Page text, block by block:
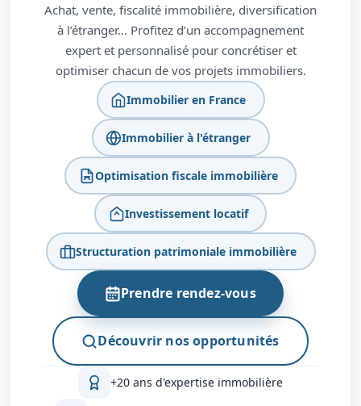
Achat, vente, fiscalité immobilière, diversification
à l’étranger… Profitez d’un accompagnement
expert et personnalisé pour concrétiser et
optimiser chacun de vos projets immobiliers.
Immobilier en France
Immobilier à l'étranger
Optimisation fiscale immobilière
Investissement locatif
Structuration patrimoniale immobilière
Prendre rendez-vous
Découvrir nos opportunités
+20 ans d'expertise immobilière